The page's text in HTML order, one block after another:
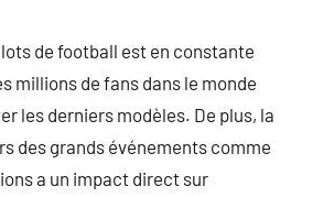
de football est en constante
millions de fans dans le monde
les derniers modèles. De plus, la
des grands événements comme
a un impact direct sur